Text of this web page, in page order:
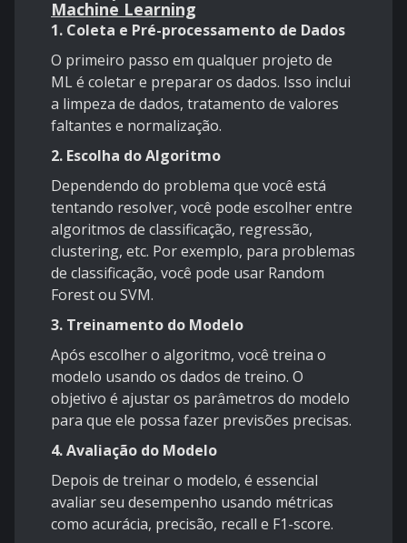
Machine Learning
1. Coleta e Pré-processamento de Dados
O primeiro passo em qualquer projeto de
ML é coletar e preparar os dados. Isso inclui
a limpeza de dados, tratamento de valores
faltantes e normalização.
2. Escolha do Algoritmo
Dependendo do problema que você está
tentando resolver, você pode escolher entre
algoritmos de classificação, regressão,
clustering, etc. Por exemplo, para problemas
de classificação, você pode usar Random
Forest ou SVM.
3. Treinamento do Modelo
Após escolher o algoritmo, você treina o
modelo usando os dados de treino. O
objetivo é ajustar os parâmetros do modelo
para que ele possa fazer previsões precisas.
4. Avaliação do Modelo
Depois de treinar o modelo, é essencial
avaliar seu desempenho usando métricas
como acurácia, precisão, recall e F1-score.